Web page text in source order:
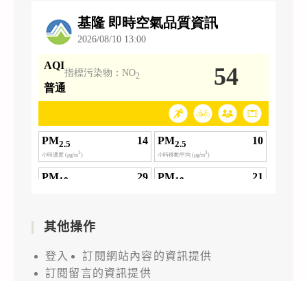
其他操作
登入
訂閱網站內容的資訊提供
訂閱留言的資訊提供